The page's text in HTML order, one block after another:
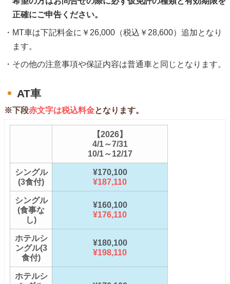
正確にご申告ください。
MT車は下記料金に￥26,000（税込￥28,600）追加となり
ます。
その他の注意事項や保証内容は普通車と同じとなります。
AT車
※下段赤文字は税込料金となります。
【2026】
4/1～7/31
10/1～12/17
シングル
(3食付)
¥170,100
¥187,110
シングル
(食事な
し)
¥160,100
¥176,110
ホテルシ
ングル(3
食付)
¥180,100
¥198,110
ホテルシ